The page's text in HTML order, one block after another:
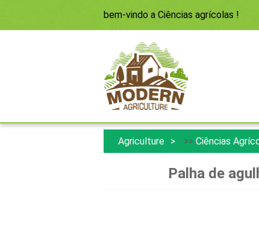
bem-vindo a Ciências agrícolas !
Agriculture >> Ciências
Palha de